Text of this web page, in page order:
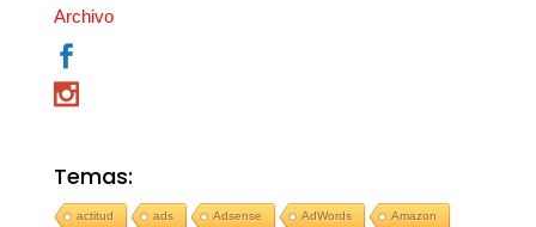
Archivo
Temas:
actitud ads Adsense AdWords Amazon